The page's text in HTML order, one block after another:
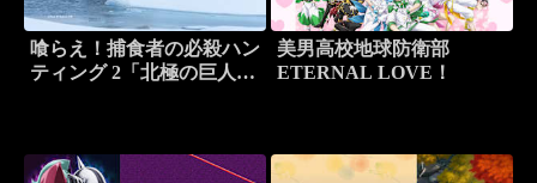
喰らえ！捕食者の必殺ハン
ティング 2「北極の巨人：
美男高校地球防衛部
ETERNAL LOVE！